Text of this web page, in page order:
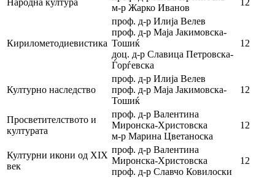
Народна култура
м-р Жарко Иванов
12
Кирилометодиевистика
проф. д-р Илија Велев
проф. д-р Маја Јакимовска-
Тошиќ
доц. д-р Славица Петровска-
Ѓорѓевска
12
Културно наследство
проф. д-р Илија Велев
проф. д-р Маја Јакимовска-
Тошиќ
12
Просветителството и
културата
проф. д-р Валентина
Миронска-Христовска
м-р Марина Цветаноска
12
Културни икони од XIX
век
проф. д-р Валентина
Миронска-Христовска
проф. д-р Славчо Ковилоски
12